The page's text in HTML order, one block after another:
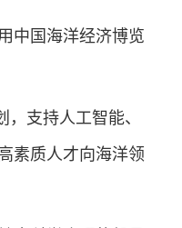
中国海洋经济博览
支持人工智能、
素质人才向海洋领